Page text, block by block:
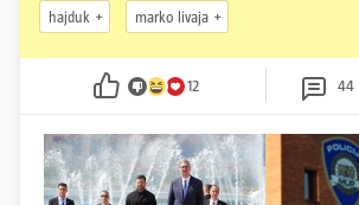
hajduk marko livaja
12 44